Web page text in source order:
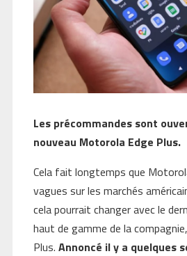
Les précommandes sont
nouveau Motorola Edge Plus.
Cela fait longtemps que
vagues sur les marchés
cela pourrait changer avec le
haut de gamme de la
Plus. Annoncé il y a quelques